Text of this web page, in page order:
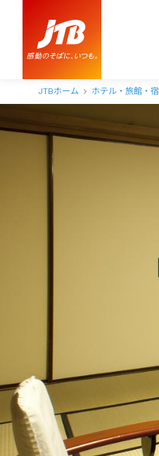
JTBホーム ホテル・旅館・宿